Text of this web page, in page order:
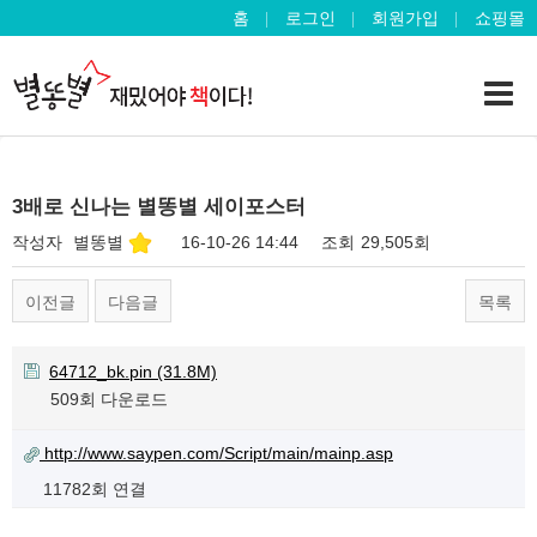
홈 로그인 회원가입 쇼핑몰
3배로 신나는 별똥별 세이포스터
작성자 별똥별 16-10-26 14:44 조회 29,505회
이전글 다음글 목록
64712_bk.pin (31.8M)
509회 다운로드
http://www.saypen.com/Script/main/mainp.asp
11782회 연결